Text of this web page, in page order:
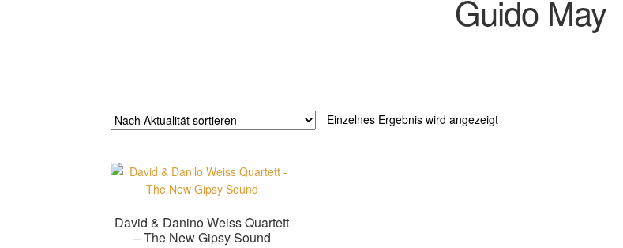
Guido May
Einzelnes Ergebnis wird angezeigt
David & Danino Weiss Quartett
– The New Gipsy Sound